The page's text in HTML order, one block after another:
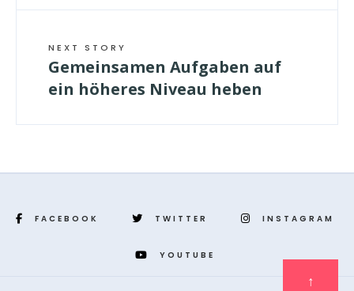
NEXT STORY
Gemeinsamen Aufgaben auf
ein höheres Niveau heben
FACEBOOK TWITTER INSTAGRAM
YOUTUBE
↑